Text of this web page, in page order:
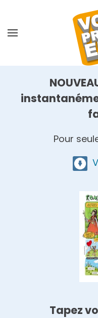
Pour
Tapez